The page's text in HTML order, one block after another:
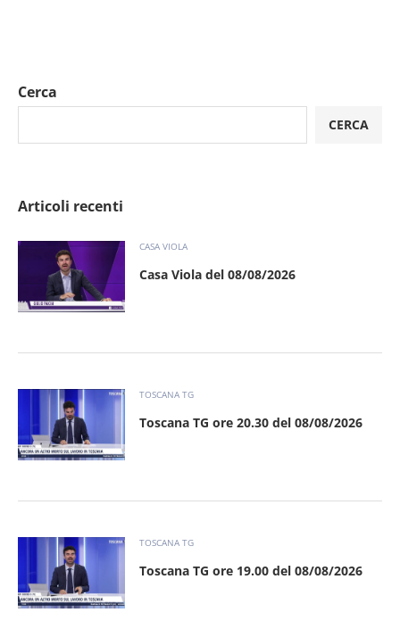
Cerca
CERCA
Articoli recenti
CASA VIOLA
Casa Viola del 08/08/2026
TOSCANA TG
Toscana TG ore 20.30 del 08/08/2026
TOSCANA TG
Toscana TG ore 19.00 del 08/08/2026